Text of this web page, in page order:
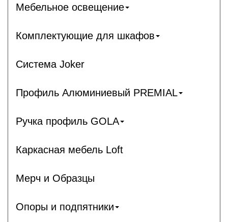
Мебельное освещение
Комплектующие для шкафов
Система Joker
Профиль Алюминиевый PREMIAL
Ручка профиль GOLA
Каркасная мебель Loft
Мерч и Образцы
Опоры и подпятники